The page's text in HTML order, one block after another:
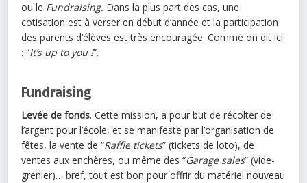
ou le Fundraising. Dans la plus part des cas, une
cotisation est à verser en début d’année et la participation
des parents d’élèves est très encouragée. Comme on dit ici
: “It’s up to you !”.
Fundraising
Levée de fonds. Cette mission, a pour but de récolter de
l’argent pour l’école, et se manifeste par l’organisation de
fêtes, la vente de “Raffle tickets” (tickets de loto), de
ventes aux enchères, ou même des “Garage sales” (vide-
grenier)… bref, tout est bon pour offrir du matériel nouveau